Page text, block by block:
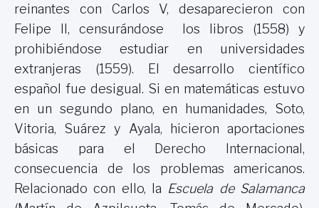
reinantes con Carlos V, desaparecieron con
Felipe II, censurándose los libros (1558) y
prohibiéndose estudiar en universidades
extranjeras (1559). El desarrollo científico
español fue desigual. Si en matemáticas estuvo
en un segundo plano, en humanidades, Soto,
Vitoria, Suárez y Ayala, hicieron aportaciones
básicas para el Derecho Internacional,
consecuencia de los problemas americanos.
Relacionado con ello, la Escuelade Salamanca